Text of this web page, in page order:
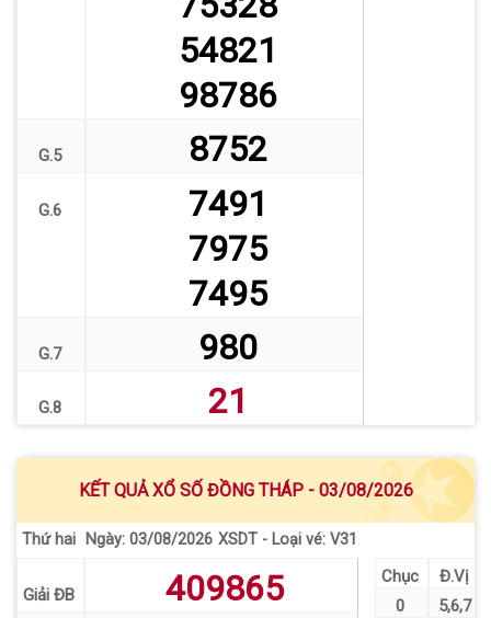
54821
98786
G.5 8752
G.6
7491
7975
7495
G.7 980
G.8 21
KẾT QUẢ XỔ SỐ ĐỒNG THÁP - 03/08/2026
Thứ hai Ngày: 03/08/2026 XSDT - Loại vé: V31
Giải ĐB 409865 Chục
Đ.Vị
0
5,6,7